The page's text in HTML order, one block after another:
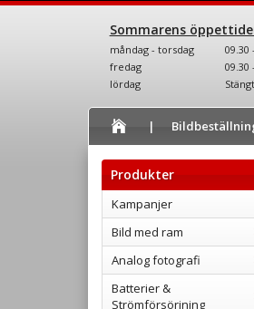
Sommarens
måndag - torsdag
09.30
fredag
09.30
lördag
Stängt
Produkter
Kampanjer
Bild med ram
Analog fotografi
Batterier &
Strömförsörjning